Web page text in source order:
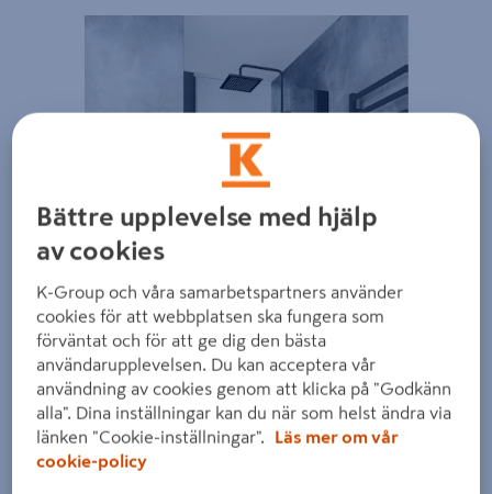
Detaljerad beskrivning finns i produktbeskrivningsområdet
Bättre upplevelse med hjälp
av cookies
K-Group och våra samarbetspartners använder
cookies för att webbplatsen ska fungera som
förväntat och för att ge dig den bästa
användarupplevelsen. Du kan acceptera vår
användning av cookies genom att klicka på "Godkänn
alla". Dina inställningar kan du när som helst ändra via
länken "Cookie-inställningar".
Läs mer om vår
cookie-policy